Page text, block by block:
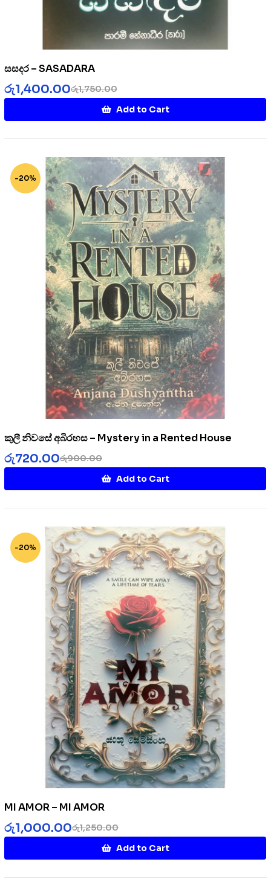
සසදර – SASADARA
රු1,750.00
රු1,400.00
Add to Cart
-20%
කුලී නිවසේ අබිරහස – Mystery in a Rented House
රු900.00
රු720.00
Add to Cart
-20%
MI AMOR – MI AMOR
රු1,250.00
රු1,000.00
Add to Cart